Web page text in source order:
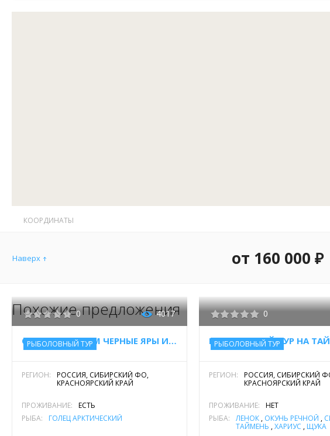
Как
палатке.
КООРДИНАТЫ
Наверх от 160 000 ₽
Похожие предложения
РЫБОЛОВНЫЙ ТУР
0 4017
СПЛАВ ПО РЕКАМ ЧЕРНЫЕ ЯРЫ И НИЖНЯЯ ТАЙМЫРА
РЕГИОН:
РОССИЯ, СИБИРСКИЙ ФО,
КРАСНОЯРСКИЙ КРАЙ
ПРОЖИВАНИЕ:
ЕСТЬ
РЫБА:
ГОЛЕЦ АРКТИЧЕСКИЙ
РЫБОЛОВНЫЙ ТУР
0
РЕГИОН:
РОССИЯ, СИБИРСКИЙ
КРАСНОЯРСКИЙ КРАЙ
ПРОЖИВАНИЕ:
НЕТ
РЫБА:
ЛЕНОК, ОКУНЬ РЕЧНОЙ ,
ТАЙМЕНЬ ,ХАРИУС , ЩУКА